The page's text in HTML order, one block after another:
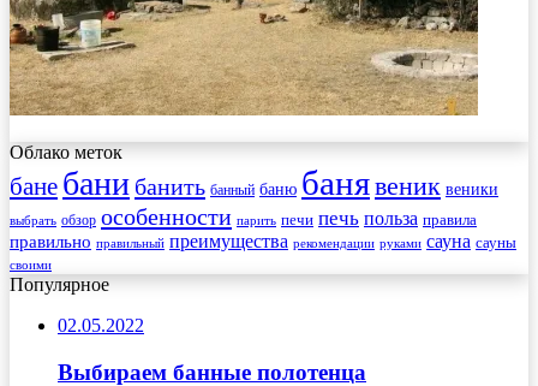
Облако меток
бане бани банить банный баню банявеник веники
выбрать обзор особенности парить печи печь польза правила
правильно правильный преимущества рекомендации руками сауна сауны
своими
Популярное
02.05.2022
Выбираем банные полотенца